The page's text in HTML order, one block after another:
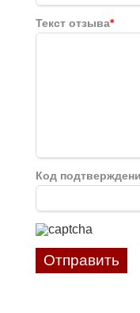
Текст отзыва*
Код
Отправить